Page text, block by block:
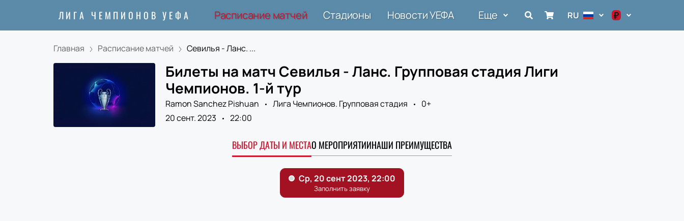
ЛИГА ЧЕМПИОНОВ УЕФА Расписание матчей Стадионы Новости УЕФА Еще RU ₽
Главная Расписание матчей Севилья - Ланс. ...
Билеты на матч Севилья - Ланс. Групповая стадия Лиги
Чемпионов. 1-й тур
Ramon Sanchez Pishuan Лига Чемпионов. Групповая стадия
0+
20 сент. 2023
22:00
ВЫБОР ДАТЫ И МЕСТАО МЕРОПРИЯТИИНАШИ ПРЕИМУЩЕСТВА